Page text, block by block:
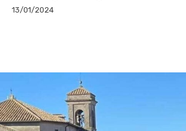
13/01/2024